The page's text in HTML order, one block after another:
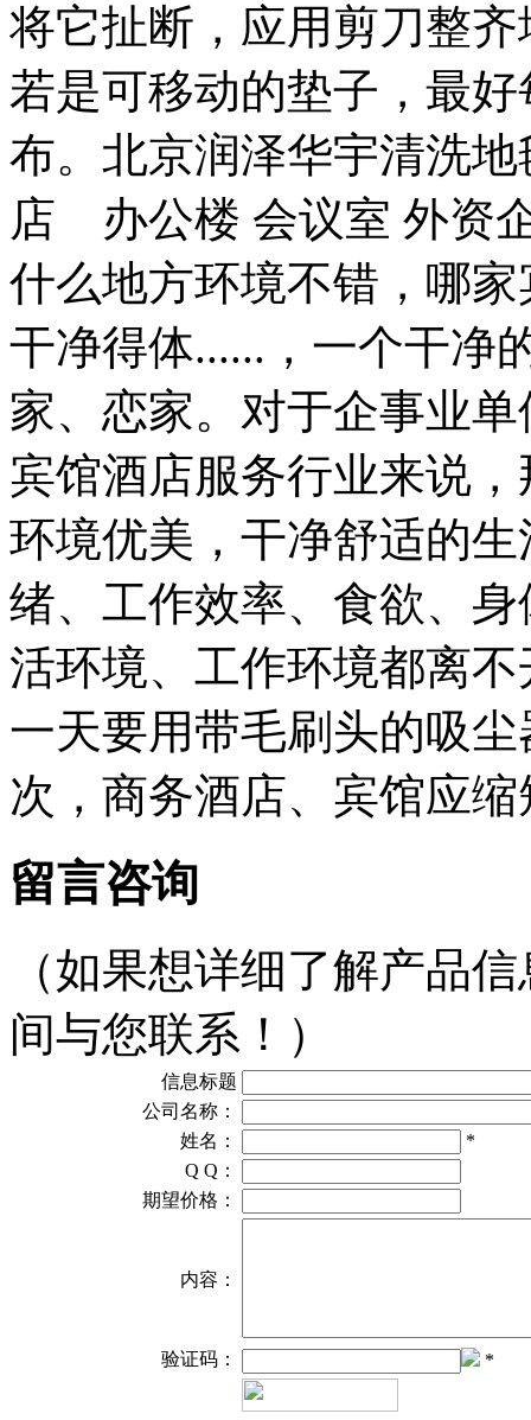
将它扯断，应用剪刀整
若是可移动的垫子，最
布。北京润泽华宇清洗
店 办公楼 会议室 外资
什么地方环境不错，哪
干净得体......，一个干净
家、恋家。对于企事业
宾馆酒店服务行业来说
环境优美，干净舒适的
绪、工作效率、食欲、
活环境、工作环境都离
一天要用带毛刷头的吸
次，商务酒店、宾馆应
留言咨询
（如果想详细了解产品
间与您联系！）
信息标题
公司名称：
姓名：
*
Q Q：
期望价格：
内容：
验证码： *